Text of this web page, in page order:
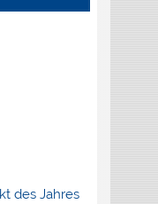
des Jahres